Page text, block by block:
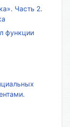
Часть 2.
функции